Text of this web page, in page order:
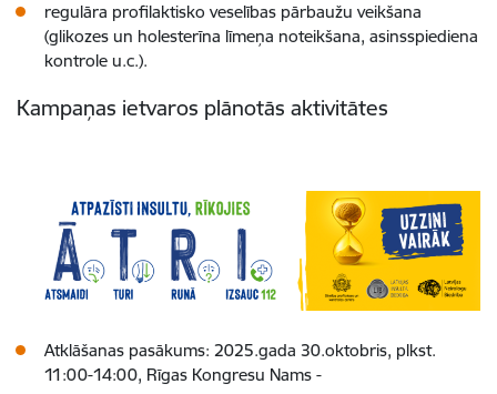
regulāra profilaktisko veselības pārbaužu veikšana
(glikozes un holesterīna līmeņa noteikšana, asinsspiediena
kontrole u.c.).
Kampaņas ietvaros plānotās aktivitātes
Atklāšanas pasākums: 2025.gada 30.oktobris, plkst.
11:00-14:00, Rīgas Kongresu Nams -